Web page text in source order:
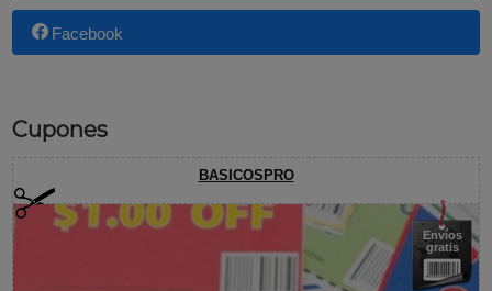
Facebook
Cupones
BASICOSPRO
Envíos
gratis